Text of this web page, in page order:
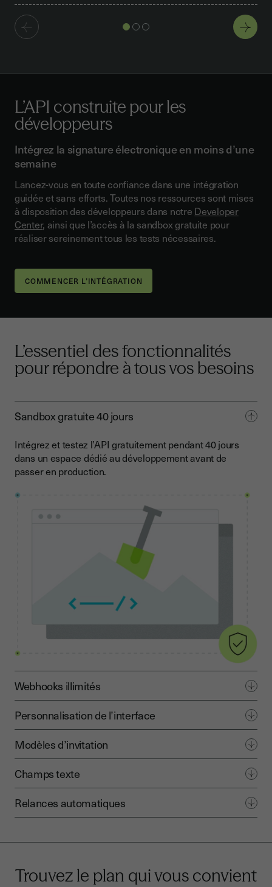
L’API construite pour les
développeurs
Intégrez la signature électronique en moins d’une
semaine
Lancez-vous en toute confiance dans une intégration
guidée et sans efforts. Toutes nos ressources sont mises
à disposition des développeurs dans notre Developer
Center, ainsi que l’accès à la sandbox gratuite pour
réaliser sereinement tous les tests nécessaires.
COMMENCER L’INTÉGRATION
L’essentiel des fonctionnalités
pour répondre à tous vos besoins
Sandbox gratuite 40 jours
Intégrez et testez l’API gratuitement pendant 40 jours
dans un espace dédié au développement avant de
passer en production.
Webhooks illimités
Personnalisation de l’interface
Modèles d’invitation
Champs texte
Relances automatiques
Trouvez le plan qui vous convient